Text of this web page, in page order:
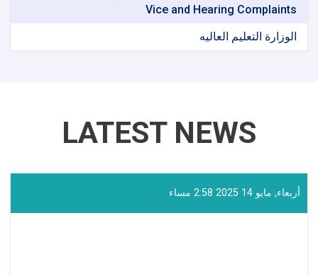
Vice and Hearing Complaints
الوزارة التعلیم العالیه
LATEST NEWS
أربعاء, مايو 14 2025 2:58 مساء